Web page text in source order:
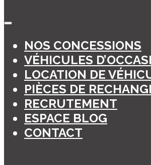
NOS CONCESSIONS
VÉHICULES
LOCATION DE
PIÈCES DE
RECRUTEMENT
ESPACE BLOG
CONTACT